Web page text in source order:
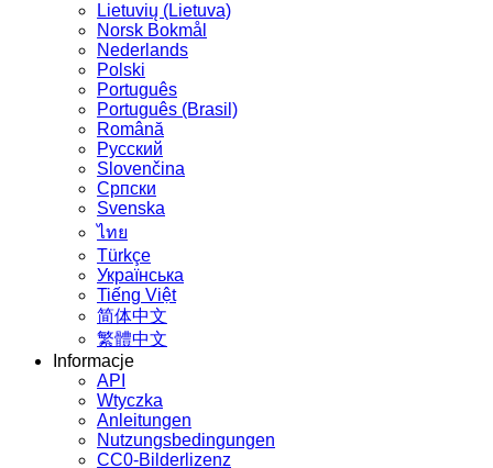
Lietuvių (Lietuva)
‪Norsk Bokmål‬
Nederlands
Polski
Português
Português (Brasil)
Română
Русский
Slovenčina
Српски
Svenska
ไทย
Türkçe
Українська
Tiếng Việt
简体中文
繁體中文
Informacje
API
Wtyczka
Anleitungen
Nutzungsbedingungen
CC0-Bilderlizenz